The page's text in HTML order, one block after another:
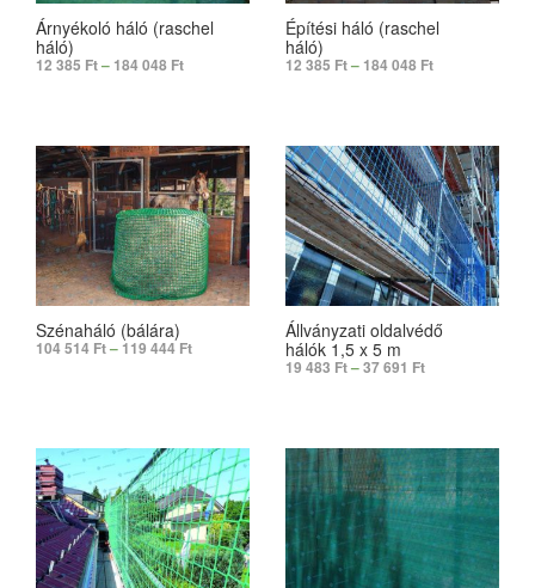
Árnyékoló háló (raschel
háló)
12 385 Ft– 184 048 Ft
Építési háló (raschel
háló)
12 385 Ft– 184 048 Ft
Szénaháló (bálára)
104 514 Ft– 119 444 Ft
Állványzati oldalvédő
hálók 1,5 x 5 m
19 483 Ft–37 691 Ft